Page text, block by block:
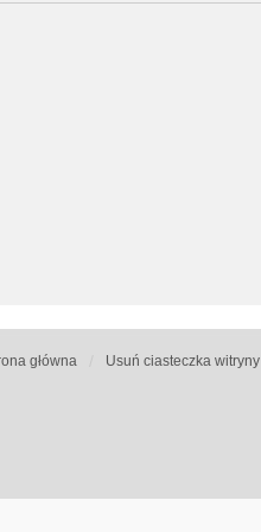
główna Usuń ciasteczka witryny